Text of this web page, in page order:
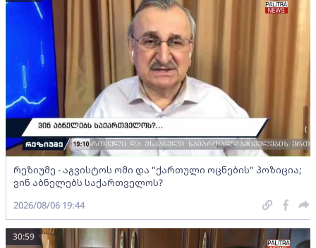
რეზიუმე - აგვისტოს ომი და "ქართული ოცნების" პოზიცია;
ვინ აბნელებს საქართველოს?
2026/08/06 19:44
30:59